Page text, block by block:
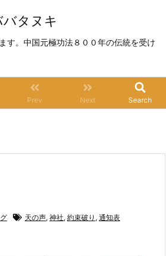
タヌキ
す。中国元極功法８００年の伝統を受け
Prev Next Search
天の声, 神社, 約束破り , 通知表